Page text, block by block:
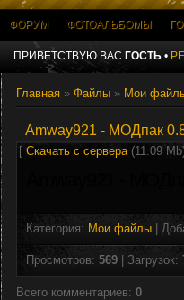
ФОРУМ ФОТОАЛЬБОМЫ
ПРИВЕТСТВУЮ ВАС ГОСТЬ •
Главная » Файлы » Мои
Amway921 - МОДпак
[ Скачать с сервера(11.09
Категория: Мои файлы
Просмотров: 569 Загрузок:
Всего комментариев: 0